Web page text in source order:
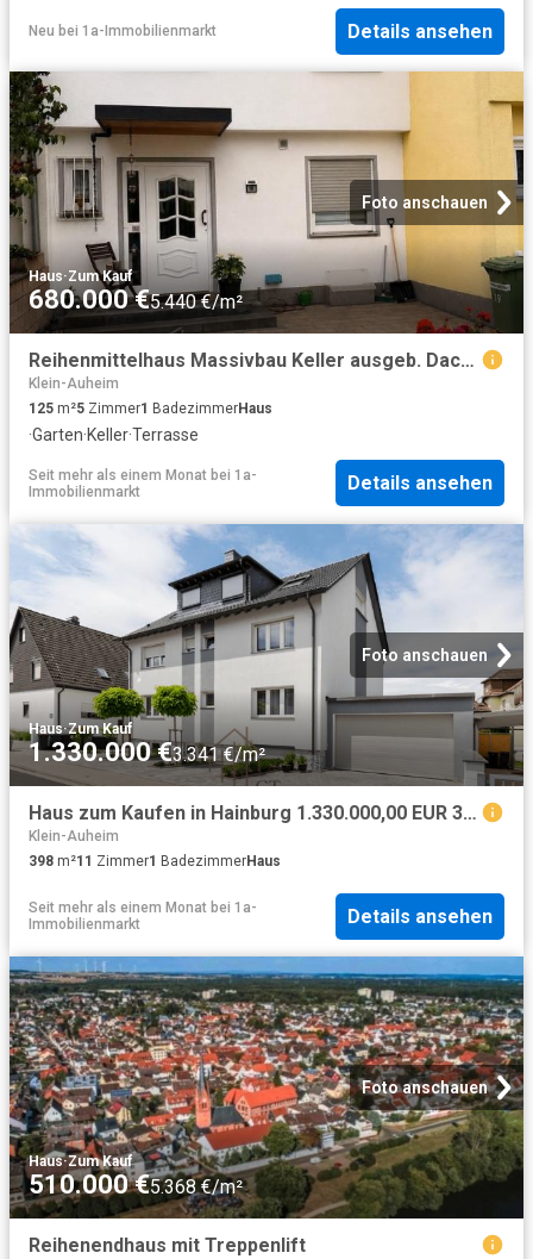
Neu bei 1a-Immobilienmarkt Details ansehen
Foto anschauen
Haus·Zum Kauf
680.000 €5.440 €/m²
Reihenmittelhaus Massivbau Keller ausgeb. Dachgeschoss Garten
Klein-Auheim
125 m²5 Zimmer1 BadezimmerHaus
·Garten·Keller·Terrasse
Seit mehr als einem Monat bei 1a-
Immobilienmarkt
Details ansehen
Foto anschauen
Haus·Zum Kauf
1.330.000 €3.341 €/m²
Haus zum Kaufen in Hainburg 1.330.000,00 EUR 398 m²
Klein-Auheim
398 m²11 Zimmer1 BadezimmerHaus
Seit mehr als einem Monat bei 1a-
Immobilienmarkt
Details ansehen
Foto anschauen
Haus·Zum Kauf
510.000 €5.368 €/m²
Reihenendhaus mit Treppenlift